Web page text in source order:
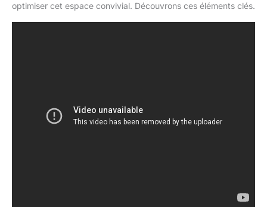
optimiser cet espace convivial. Découvrons ces éléments clés.